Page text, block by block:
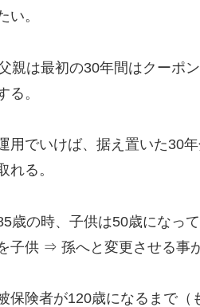
い。
親は最初の30年間はクーポ
る。
用でいけば、据え置いた30
れる。
歳の時、子供は50歳になっ
子供 ⇒ 孫へと変更させる事
保険者が120歳になるまで（